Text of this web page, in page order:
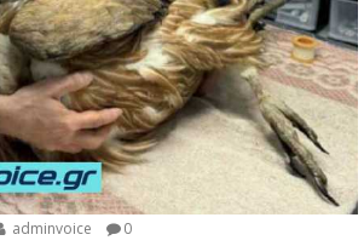
adminvoice 0